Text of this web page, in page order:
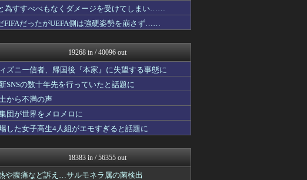
わんこーる速報！
女子アナお宝画像速報－5c...
はダ...
子育てちゃんねる
ニュース30over
不思議.net - 5ch...
大艦巨砲主義！
敢え...
おたくみくす 声優まとめ
なんじぇいスタジアム＠なん...
は夢...
修羅の華-家庭・生活まとめ
え...
痛いニュース(ﾉ∀`)
GUNDAM.LOG｜ガン...
...
うまぴょいチャンネル -ウ...
為すすべべもなくダメージを受けてしまい……
FIFAだったがUEFA側は強硬姿勢を崩さず……
19268 in / 40096 out
ニー信者、帰国後『本家』に失望する事態に
の数十年先を行っていたと話題に
から不満の声
団が世界をメロメロに
した女子高生4人組がエモすぎると話題に
18383 in / 56355 out
や腹痛など訴え…サルモネラ属の菌検出